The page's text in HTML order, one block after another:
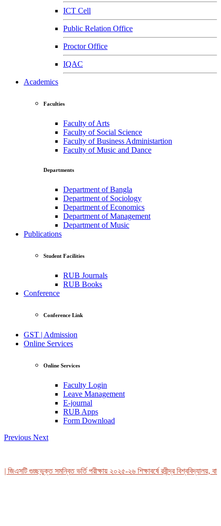
ICT Cell
Public Relation Office
Proctor Office
IQAC
Academics
Faculties
Faculty of Arts
Faculty of Social Science
Faculty of Business Administartion
Faculty of Music and Dance
Departments
Department of Bangla
Department of Sociology
Department of Economics
Department of Management
Department of Music
Publications
Student Facilities
RUB Journals
RUB Books
Conference
Conference Link
GST | Admission
Online Services
Online Services
Faculty Login
Leave Management
E-journal
RUB Apps
Form Download
Previous Next
গুচ্ছভুক্ত সমন্বিত ভর্তি পরীক্ষায় ২০২৫-২৬ শিক্ষাবর্ষে রবীন্দ্র বিশ্ববিদ্যালয়,